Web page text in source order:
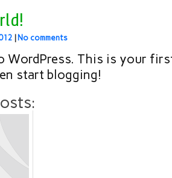
No comments
WordPress. This is your
start blogging!